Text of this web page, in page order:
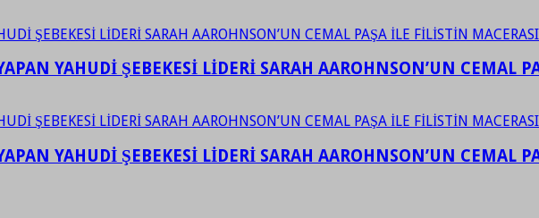
YAHUDİ ŞEBEKESİ LİDERİ SARAH AAROHNSON’UN CEMAL
YAHUDİ ŞEBEKESİ LİDERİ SARAH AAROHNSON’UN CEMAL